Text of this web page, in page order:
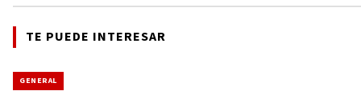
TE PUEDE INTERESAR
GENERAL